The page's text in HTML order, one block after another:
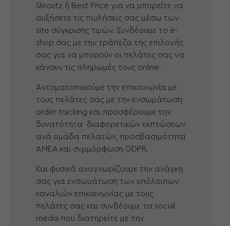
Skroutz ή Best Price για να μπορείτε να
αυξήσετε τις πωλήσεις σας μέσω των
site σύγκρισης τιμών. Συνδέουμε το e-
shop σας με την τράπεζα της επιλογής
σας για να μπορούν οι πελάτες σας να
κάνουν τις πληρωμές τους online.
Αυτοματοποιούμε την επικοινωνία με
τους πελάτες σας με την ενσωμάτωση
order tracking και προσφέρουμε την
δυνατότητα διαφορετικών εκπτώσεων
ανά ομάδα πελατών, προσβασιμότητα
ΑΜΕΑ και συμμόρφωση GDPR.
Και φυσικά αναγνωρίζουμε την ανάγκη
σας για ενσωμάτωση των υπόλοιπων
καναλιών επικοινωνίας με τους
πελάτες σας και συνδέουμε τα social
media που διατηρείτε με την